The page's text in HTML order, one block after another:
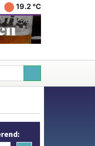
19.2 ℃